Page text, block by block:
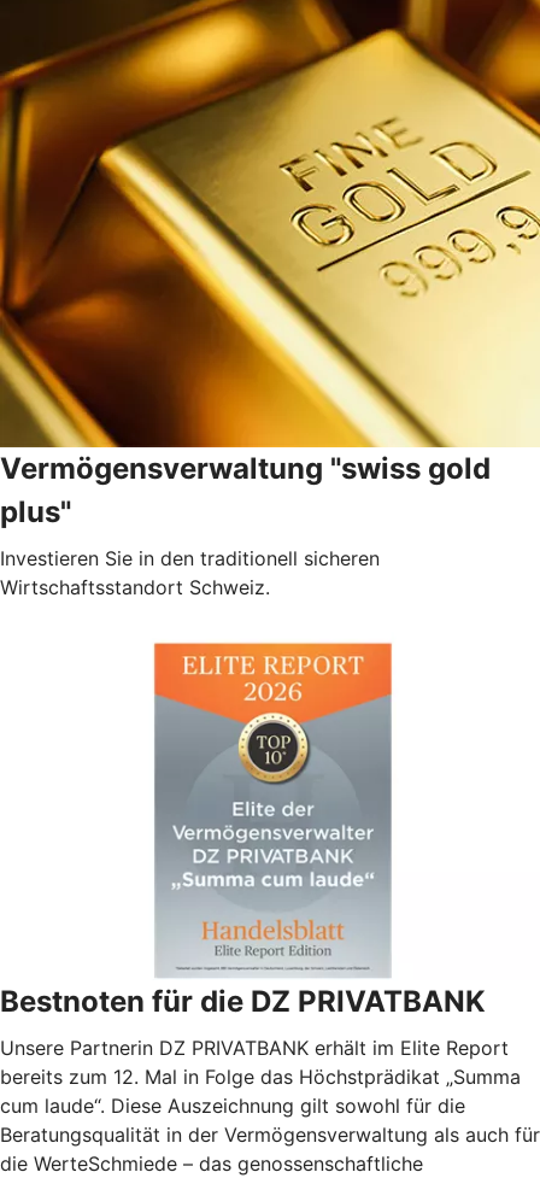
Vermögensverwaltung "swiss gold
plus"
Investieren Sie in den traditionell sicheren
Wirtschaftsstandort Schweiz.
Bestnoten für die DZ PRIVATBANK
Unsere Partnerin DZ PRIVATBANK erhält im Elite Report
bereits zum 12. Mal in Folge das Höchstprädikat „Summa
cum laude“. Diese Auszeichnung gilt sowohl für die
Beratungsqualität in der Vermögensverwaltung als auch für
die WerteSchmiede – das genossenschaftliche